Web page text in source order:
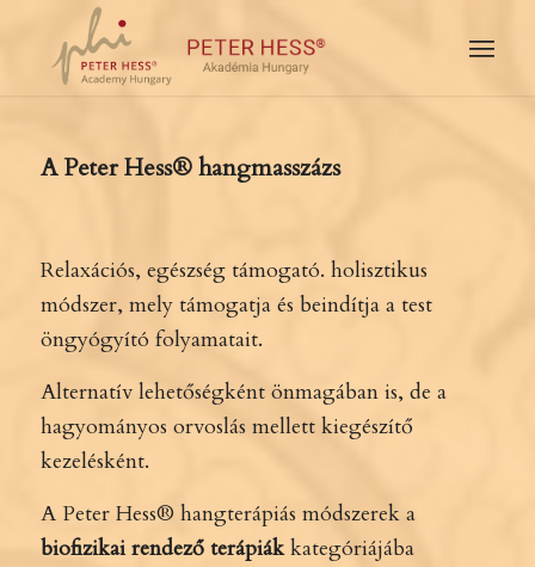
A Peter Hess® hangmasszázs
Relaxációs, egészség támogató. holisztikus
módszer, mely támogatja és beindítja a test
öngyógyító folyamatait.
Alternatív lehetőségként önmagában is, de a
hagyományos orvoslás mellett kiegészítő
kezelésként.
A Peter Hess® hangterápiás módszerek a
biofizikai rendező terápiákkategóriájába